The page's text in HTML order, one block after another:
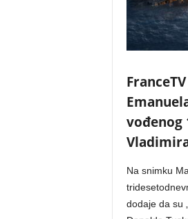
vođenog
Na snimku
dodaje da su